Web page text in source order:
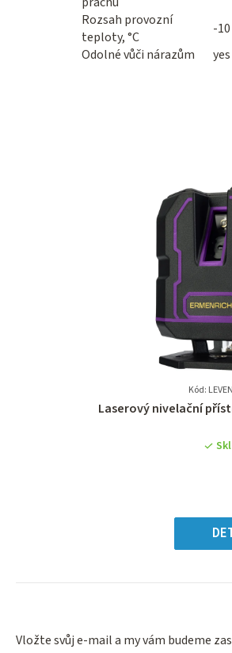
Rozsah provozní
teploty, °C
-
Odolné vůči nárazům
yes
Kód:
Laserový nivelační
Vložte svůj e-mail a my vám budeme